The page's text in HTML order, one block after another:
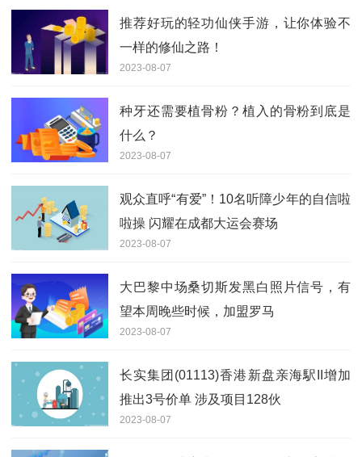
推荐好玩的轻功仙侠手游，让你体验不
一样的修仙之路！
2023-08-07
种牙还需要植骨粉？植入的骨粉到底是
什么？
2023-08-07
观众直呼“有爱”！10名听障少年的自信啦
啦操 闪耀在成都大运会赛场
2023-08-07
大巴黎中场桑切斯发黑白照片信号，有
望本周晚些时候，加盟罗马
2023-08-07
长实集团(01113)香港新盘亲海駅II增加
推出3号价单 涉及项目128伙
2023-08-07